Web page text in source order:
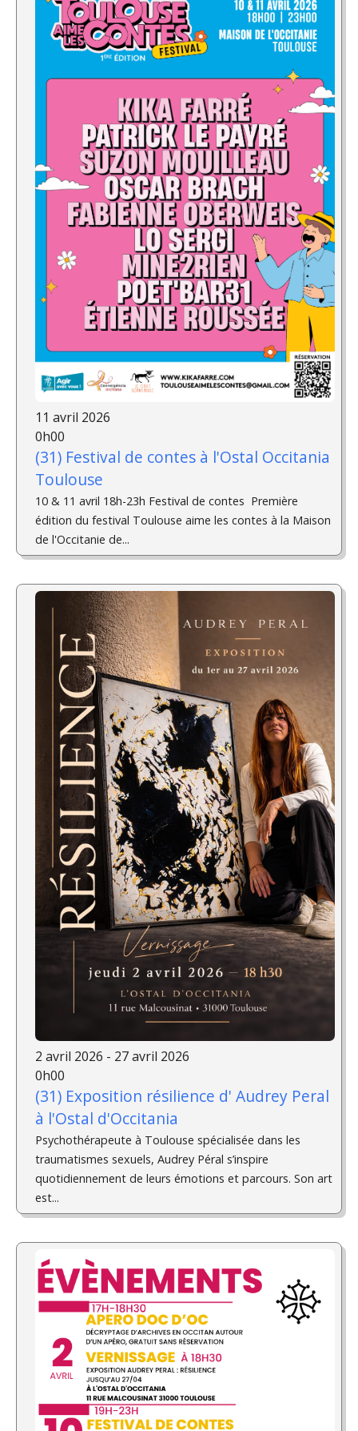
11 avril 2026
0h00
(31) Festival de contes à l'Ostal Occitania
Toulouse
10 & 11 avril 18h-23h Festival de contes ­ Première
édition du festival Toulouse aime les contes à la Maison
de l'Occitanie de...
2 avril 2026 - 27 avril 2026
0h00
(31) Exposition résilience d'­ Audrey Peral
à l'Ostal d'Occitania
Psychothérapeute à Toulouse spécialisée dans les
traumatismes sexuels, Audrey Péral s’inspire
quotidiennement de leurs émotions et parcours. Son art
est...